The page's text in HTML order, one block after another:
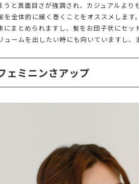
と真面目さが強調され、カジュアルより
全体的に緩く巻くことをオススメします。
まとめられますし、髪をお団子状にセッ
ームを出したい時にも向いていますし
ェミニンさアップ